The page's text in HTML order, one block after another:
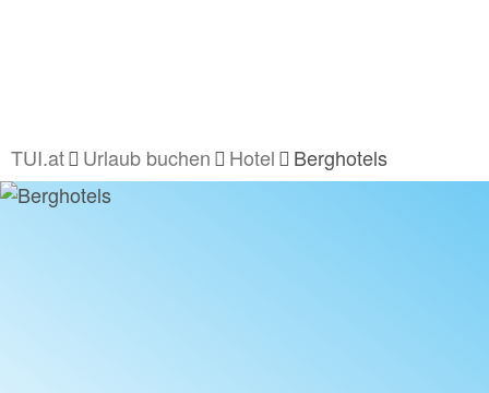
TUI.at Urlaub buchen Hotel Berghotels